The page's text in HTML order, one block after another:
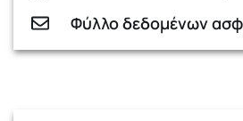
Φύλλο δεδομένων